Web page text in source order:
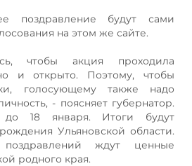
поздравление будут сами
на этом же сайте.
чтобы акция проходила
и открыто. Поэтому, чтобы
голосующему также надо
- поясняет губернатор.
до 18 января. Итоги будут
Ульяновской области.
ждут ценные
родного края.